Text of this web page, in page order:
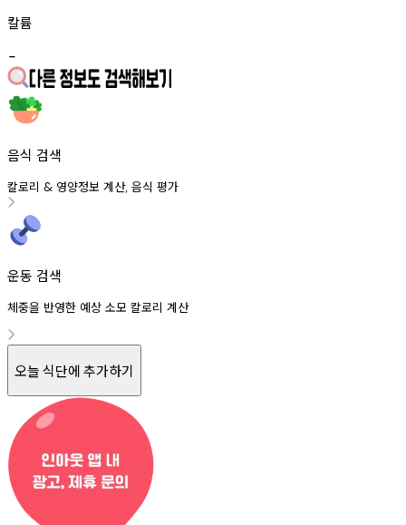
칼륨
-
음식 검색
칼로리 & 영양정보 계산, 음식 평가
운동 검색
체중을 반영한 예상 소모 칼로리 계산
오늘 식단에 추가하기